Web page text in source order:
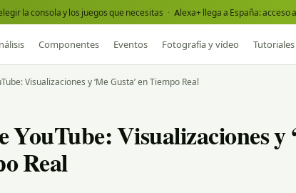
la consola y los juegos que necesitas · Alexa+ llega a España:
Componentes Eventos Fotografía y vídeo Tutoriales
Visualizaciones y ‘Me Gusta’ en Tiempo Real
YouTube: Visualizaciones y
Real